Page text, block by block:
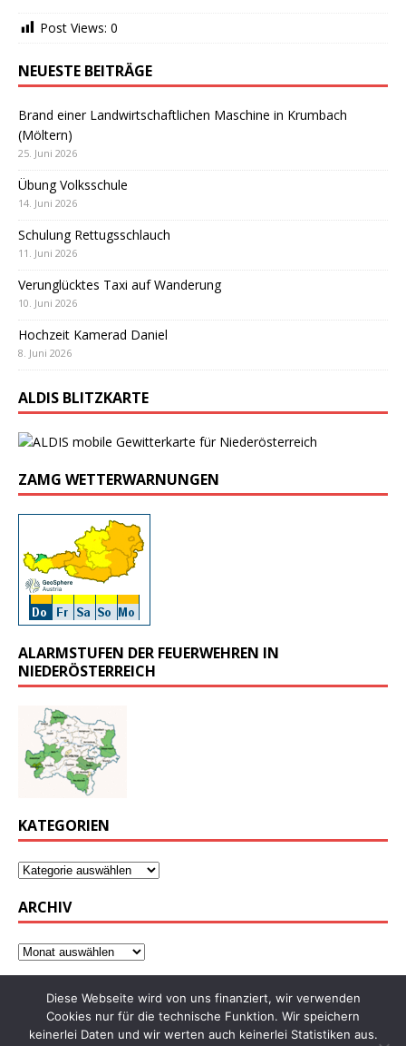
Post Views: 0
NEUESTE BEITRÄGE
Brand einer Landwirtschaftlichen Maschine in Krumbach
(Möltern)
25. Juni 2026
Übung Volksschule
14. Juni 2026
Schulung Rettugsschlauch
11. Juni 2026
Verunglücktes Taxi auf Wanderung
10. Juni 2026
Hochzeit Kamerad Daniel
8. Juni 2026
ALDIS BLITZKARTE
ZAMG WETTERWARNUNGEN
ALARMSTUFEN DER FEUERWEHREN IN
NIEDERÖSTERREICH
KATEGORIEN
ARCHIV
Diese Webseite wird von uns finanziert, wir verwenden
Cookies nur für die technische Funktion. Wir speichern
keinerlei Daten und wir werten auch keinerlei Statistiken aus.